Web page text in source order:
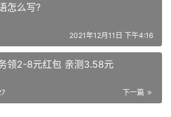
怎么写?
2021年12月11日 下午4:16
领2-8元红包 亲测3.58元
下一篇